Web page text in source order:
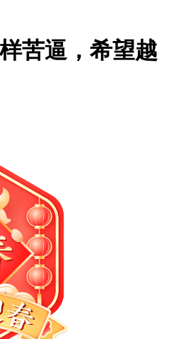
苦逼，希望越